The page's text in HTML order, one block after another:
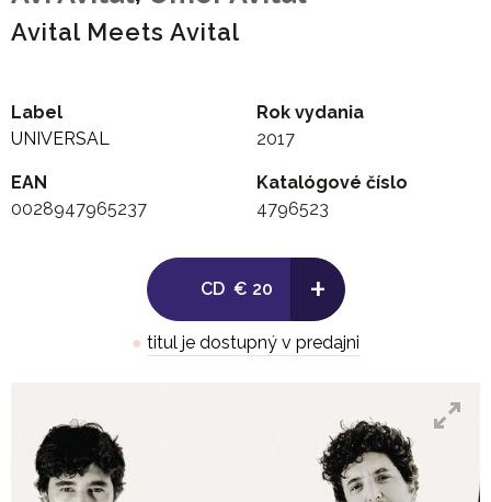
Avital Meets Avital
Label
UNIVERSAL
Rok vydania
2017
EAN
0028947965237
Katalógové číslo
4796523
CD € 20 +
● titul je dostupný v predajni